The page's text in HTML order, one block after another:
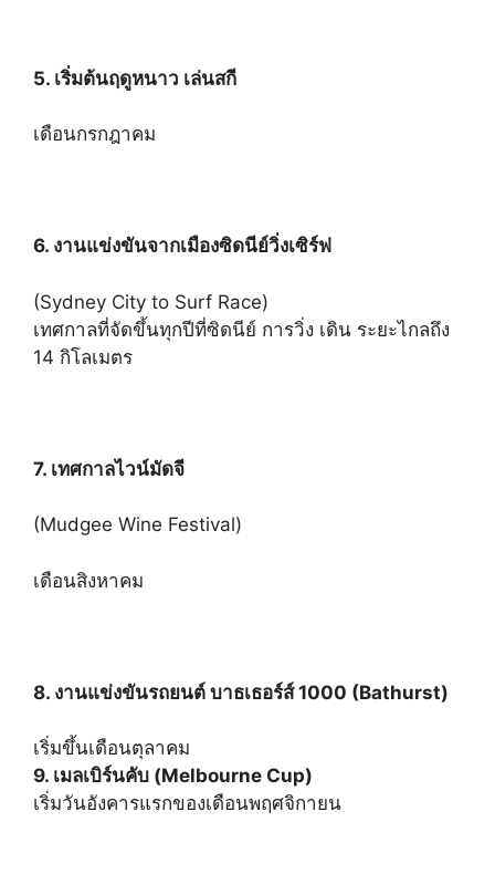
5. เริ่มต้นฤดูหนาว เล่นสกี
เดือนกรกฎาคม
6. งานแข่งขันจากเมืองซิดนีย์วิ่งเซิร์ฟ
(Sydney City to Surf Race)
เทศกาลที่จัดขึ้นทุกปีที่ซิดนีย์ การวิ่ง เดิน ระยะไกลถึง
14 กิโลเมตร
7. เทศกาลไวน์มัดจี
(Mudgee Wine Festival)
เดือนสิงหาคม
8. งานแข่งขันรถยนต์ บาธเธอร์ส์ 1000 (Bathurst)
เริ่มขึ้นเดือนตุลาคม
9. เมลเบิร์นคับ (Melbourne Cup)
เริ่มวันอังคารแรกของเดือนพฤศจิกายน